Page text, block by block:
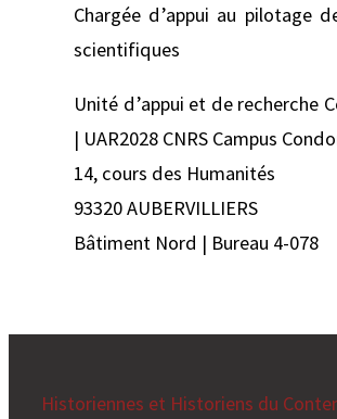
Chargée d’appui au pilotage
scientifiques
Unité d’appui et de recherche
| UAR2028 CNRS Campus
14, cours des Humanités
93320 AUBERVILLIERS
Bâtiment Nord | Bureau 4-078
Historiennes et Historiens du